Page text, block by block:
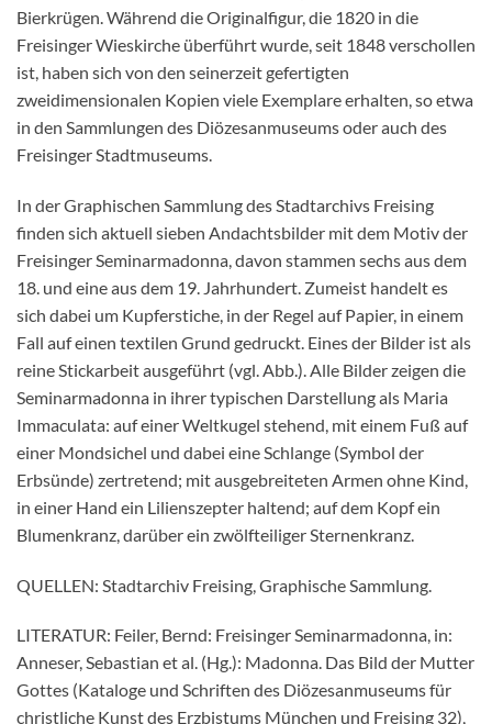
Bierkrügen. Während die Originalfigur, die 1820 in die
Freisinger Wieskirche überführt wurde, seit 1848 verschollen
ist, haben sich von den seinerzeit gefertigten
zweidimensionalen Kopien viele Exemplare erhalten, so etwa
in den Sammlungen des Diözesanmuseums oder auch des
Freisinger Stadtmuseums.
In der Graphischen Sammlung des Stadtarchivs Freising
finden sich aktuell sieben Andachtsbilder mit dem Motiv der
Freisinger Seminarmadonna, davon stammen sechs aus dem
18. und eine aus dem 19. Jahrhundert. Zumeist handelt es
sich dabei um Kupferstiche, in der Regel auf Papier, in einem
Fall auf einen textilen Grund gedruckt. Eines der Bilder ist als
reine Stickarbeit ausgeführt (vgl. Abb.). Alle Bilder zeigen die
Seminarmadonna in ihrer typischen Darstellung als Maria
Immaculata: auf einer Weltkugel stehend, mit einem Fuß auf
einer Mondsichel und dabei eine Schlange (Symbol der
Erbsünde) zertretend; mit ausgebreiteten Armen ohne Kind,
in einer Hand ein Lilienszepter haltend; auf dem Kopf ein
Blumenkranz, darüber ein zwölfteiliger Sternenkranz.
QUELLEN: Stadtarchiv Freising, Graphische Sammlung.
LITERATUR: Feiler, Bernd: Freisinger Seminarmadonna, in:
Anneser, Sebastian et al. (Hg.): Madonna. Das Bild der Mutter
Gottes (Kataloge und Schriften des Diözesanmuseums für
christliche Kunst des Erzbistums München und Freising 32),